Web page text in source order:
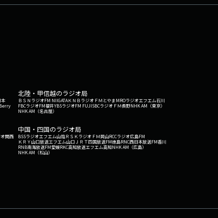
本
北陸・甲信越のラジオ局
ＢＳＮラジオFM NIIGATAＫＮＢラジオ ＦＭとやまMROラジオエフエム石川
FBCラジオFM福井YBSラジオFM FUJISBCラジオ ＦＭ長野NHK AM（東京）
NHK AM（名古屋）
関西
中国・四国のラジオ局
BSSラジオエフエム山陰ＲＳＫラジオ ＦＭ岡山RCCラジオ広島FM
ＫＲＹ山口放送エフエム山口 ＪＲＴ四国放送FM徳島RNC西日本放送FM香川
RNB南海放送FM愛媛RKC高知放送エフエム高知NHK AM（広島）
NHK AM（松山）